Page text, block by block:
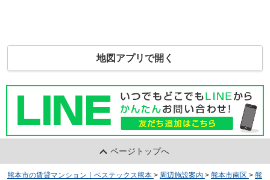
地図アプリで開く
ページトップへ
熊本市の賃貸マンション｜ベステックス熊本 > 周辺施設案内 > 熊本市南区 > 熊